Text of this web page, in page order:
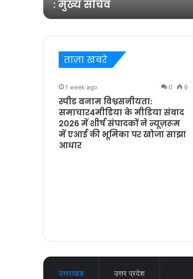
: मुख्य सचिव
ताज़ा खबरे
1 week ago 0 9
स्पीड बनाम विश्वसनीयता:
समाचार4मीडिया के मीडिया संवाद
2026 में शीर्ष संपादकों ने न्यूज़रूम
में एआई की भूमिका पर खोजा साझा
आधार
उत्तराखंड उत्तर प्रदेश